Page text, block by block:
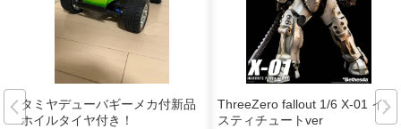
タミヤデューバギーメカ付新品
ホイルタイヤ付き！
ThreeZero fallout 1/6 X-01 イン
スティチュートver